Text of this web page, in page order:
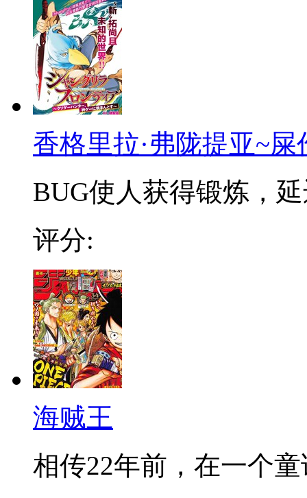
香格里拉·弗陇提亚~
BUG使人获得锻炼，
评分:
海贼王
相传22年前，在一个